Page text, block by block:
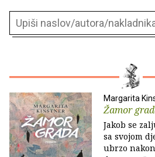
Margarita
Žamor
Jakob se
sa svojom
ubrzo